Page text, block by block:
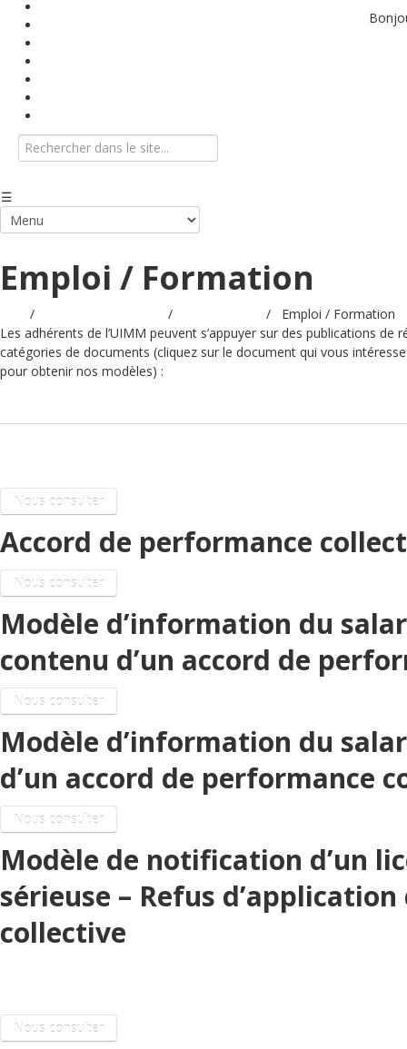
/ Formation
/ / / Emploi / Formation
Les adhérents de l’UIMM peuvent s’appuyer sur des publications
catégories de documents (cliquez sur le document qui vous
pour obtenir nos modèles) :
Nous consulter
Accord de performance
Nous consulter
Modèle d’information du
contenu d’un accord de
Nous consulter
Modèle d’information du
d’un accord de performance
Nous consulter
Modèle de notification d’un
sérieuse – Refus
collective
Nous consulter